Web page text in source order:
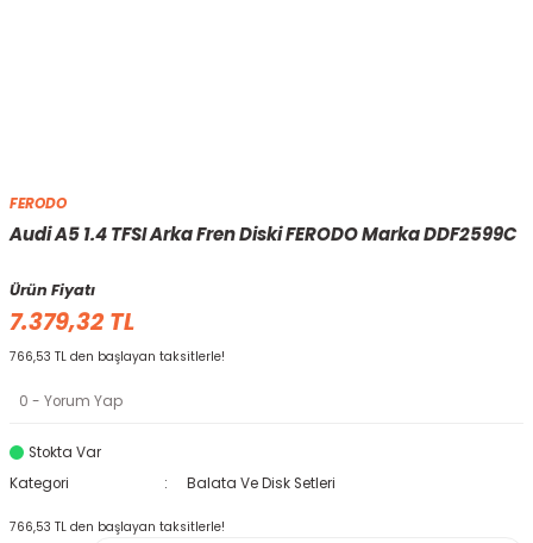
FERODO
Audi A5 1.4 TFSI Arka Fren Diski FERODO Marka DDF2599C
Ürün Fiyatı
7.379,32 TL
766,53 TL den başlayan taksitlerle!
0 - Yorum Yap
Stokta Var
Kategori
Balata Ve Disk Setleri
766,53 TL den başlayan taksitlerle!